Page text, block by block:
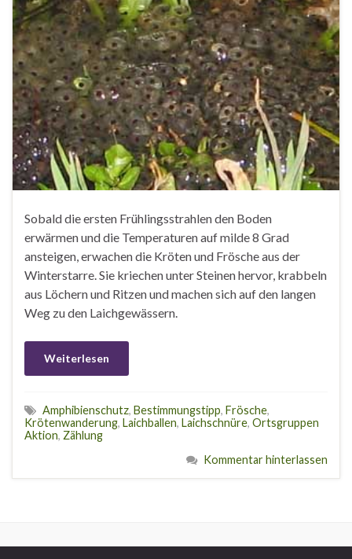
Sobald die ersten Frühlingsstrahlen den Boden
erwärmen und die Temperaturen auf milde 8 Grad
ansteigen, erwachen die Kröten und Frösche aus der
Winterstarre. Sie kriechen unter Steinen hervor, krabbeln
aus Löchern und Ritzen und machen sich auf den langen
Weg zu den Laichgewässern.
Weiterlesen
Amphibienschutz, Bestimmungstipp, Frösche,
Krötenwanderung, Laichballen, Laichschnüre, Ortsgruppen
Aktion, Zählung
Kommentar hinterlassen